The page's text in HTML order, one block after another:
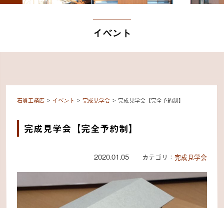
イベント
石貫工務店 > イベント >完成見学会 >完成見学会【完全予約制】
完成見学会【完全予約制】
2020.01.05 カテゴリ： 完成見学会